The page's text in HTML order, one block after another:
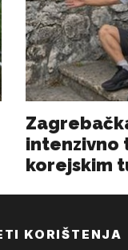
KORIŠTENJA